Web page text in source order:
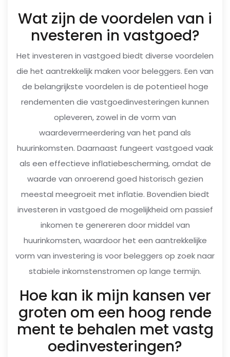
Wat zijn de voordelen van i
nvesteren in vastgoed?
Het investeren in vastgoed biedt diverse voordelen
die het aantrekkelijk maken voor beleggers. Een van
de belangrijkste voordelen is de potentieel hoge
rendementen die vastgoedinvesteringen kunnen
opleveren, zowel in de vorm van
waardevermeerdering van het pand als
huurinkomsten. Daarnaast fungeert vastgoed vaak
als een effectieve inflatiebescherming, omdat de
waarde van onroerend goed historisch gezien
meestal meegroeit met inflatie. Bovendien biedt
investeren in vastgoed de mogelijkheid om passief
inkomen te genereren door middel van
huurinkomsten, waardoor het een aantrekkelijke
vorm van investering is voor beleggers op zoek naar
stabiele inkomstenstromen op lange termijn.
Hoe kan ik mijn kansen ver
groten om een hoog rende
ment te behalen met vastg
oedinvesteringen?